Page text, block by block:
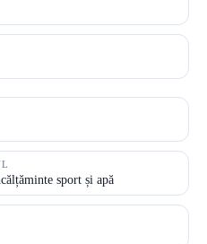
sport și apă